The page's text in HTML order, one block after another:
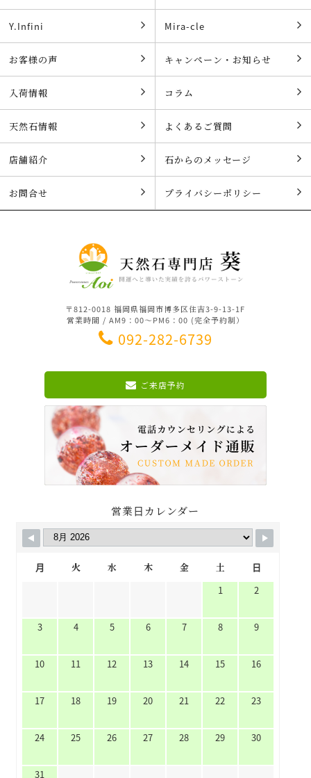
Y.Infini Mira-cle
お客様の声 キャンペーン・お知らせ
入荷情報 コラム
天然石情報 よくあるご質問
店舗紹介 石からのメッセージ
お問合せ プライバシーポリシー
〒812-0018 福岡県福岡市博多区住吉3-9-13-1F
営業時間 / AM9：00～PM6：00 (完全予約制）
092-282-6739
ご来店予約
営業日カレンダー
月 火 水 木 金 土
日
1
2
3 4 5 6 7 8 9
10 11 12 13 14 15 16
17 18 19 20 21 22 23
24 25 26 27 28 29 30
31